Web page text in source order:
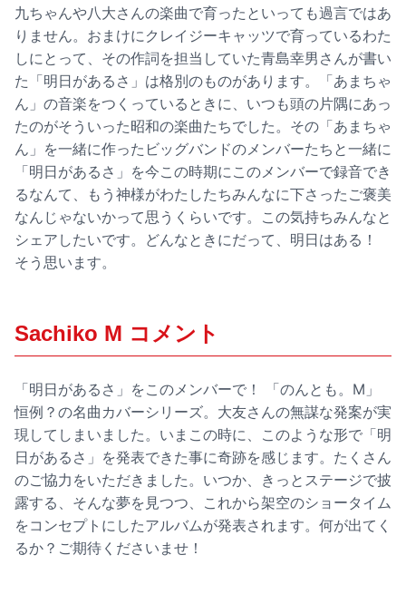
九ちゃんや八大さんの楽曲で育ったといっても過言ではあ
りません。おまけにクレイジーキャッツで育っているわた
しにとって、その作詞を担当していた青島幸男さんが書い
た「明日があるさ」は格別のものがあります。「あまちゃ
ん」の音楽をつくっているときに、いつも頭の片隅にあっ
たのがそういった昭和の楽曲たちでした。その「あまちゃ
ん」を一緒に作ったビッグバンドのメンバーたちと一緒に
「明日があるさ」を今この時期にこのメンバーで録音でき
るなんて、もう神様がわたしたちみんなに下さったご褒美
なんじゃないかって思うくらいです。この気持ちみんなと
シェアしたいです。どんなときにだって、明日はある！
そう思います。
Sachiko M コメント
「明日があるさ」をこのメンバーで！ 「のんとも。M」
恒例？の名曲カバーシリーズ。大友さんの無謀な発案が実
現してしまいました。いまこの時に、このような形で「明
日があるさ」を発表できた事に奇跡を感じます。たくさん
のご協力をいただきました。いつか、きっとステージで披
露する、そんな夢を見つつ、これから架空のショータイム
をコンセプトにしたアルバムが発表されます。何が出てく
るか？ご期待くださいませ！